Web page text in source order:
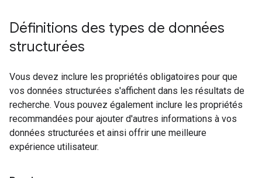
Définitions des types de données
structurées
Vous devez inclure les propriétés obligatoires pour que
vos données structurées s'affichent dans les résultats de
recherche. Vous pouvez également inclure les propriétés
recommandées pour ajouter d'autres informations à vos
données structurées et ainsi offrir une meilleure
expérience utilisateur.